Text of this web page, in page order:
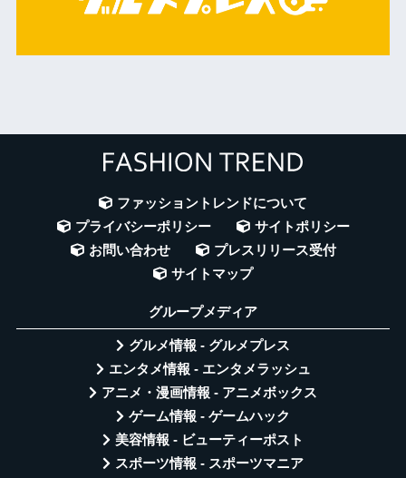
ファッショントレンドについて
プライバシーポリシー
サイトポリシー
お問い合わせ
プレスリリース受付
サイトマップ
グループメディア
グルメ情報 - グルメプレス
エンタメ情報 - エンタメラッシュ
アニメ・漫画情報 - アニメボックス
ゲーム情報 - ゲームハック
美容情報 - ビューティーポスト
スポーツ情報 - スポーツマニア